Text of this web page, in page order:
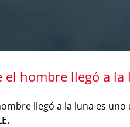
el hombre llegó a
llegó a la luna es